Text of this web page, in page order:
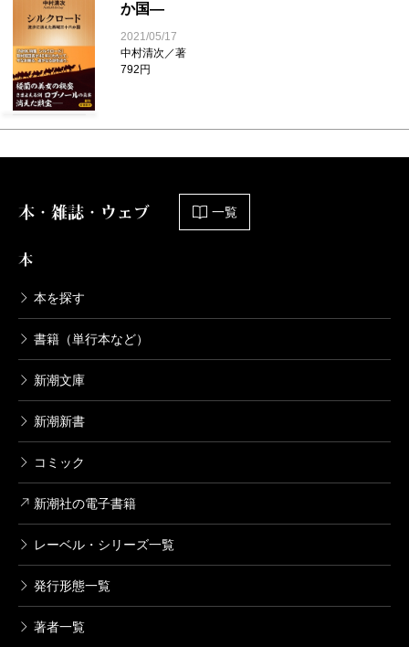
か国―
2021/05/17
中村清次／著
792円
本・雑誌・ウェブ 一覧
本
本を探す
書籍（単行本など）
新潮文庫
新潮新書
コミック
新潮社の電子書籍
レーベル・シリーズ一覧
発行形態一覧
著者一覧